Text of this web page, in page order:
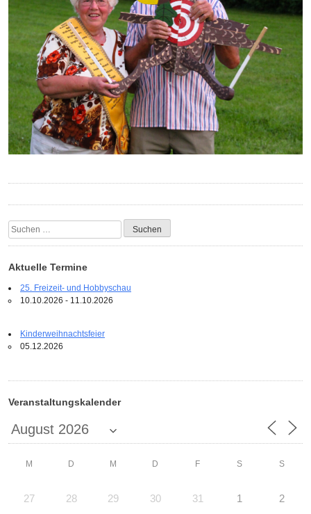
Suchen
nach:
Aktuelle Termine
25. Freizeit- und Hobbyschau
10.10.2026 - 11.10.2026
Kinderweihnachtsfeier
05.12.2026
Veranstaltungskalender
M D M D F S S
27 28 29 30 31 1 2